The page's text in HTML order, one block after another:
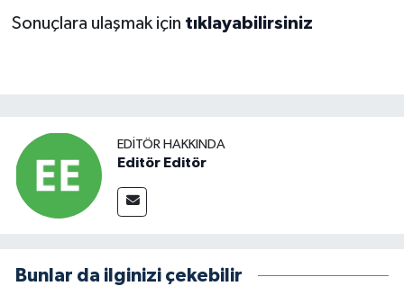
Sonuçlara ulaşmak için tıklayabilirsiniz
EDITÖR HAKKINDA
Editör Editör
Bunlar da ilginizi çekebilir